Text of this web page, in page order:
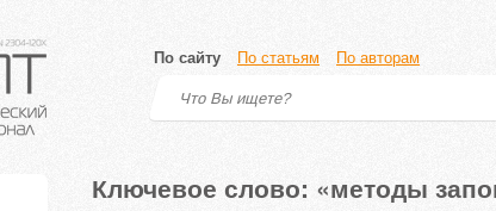
По сайту По статьям По авторам
Ключевое слово: «методы